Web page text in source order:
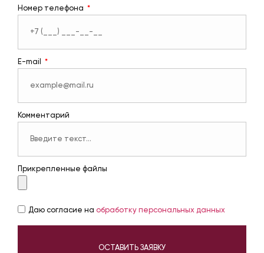
Номер телефона
E-mail
Комментарий
Прикрепленные файлы
Даю согласие на обработку персональных данных
ОСТАВИТЬ ЗАЯВКУ